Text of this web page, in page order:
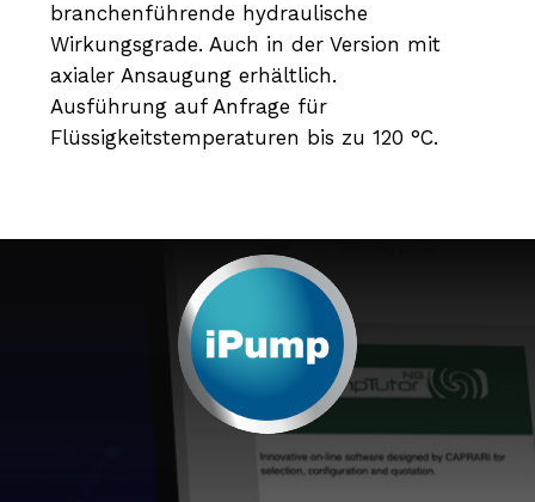
branchenführende hydraulische
Wirkungsgrade. Auch in der Version mit
axialer Ansaugung erhältlich.
Ausführung auf Anfrage für
Flüssigkeitstemperaturen bis zu 120 °C.